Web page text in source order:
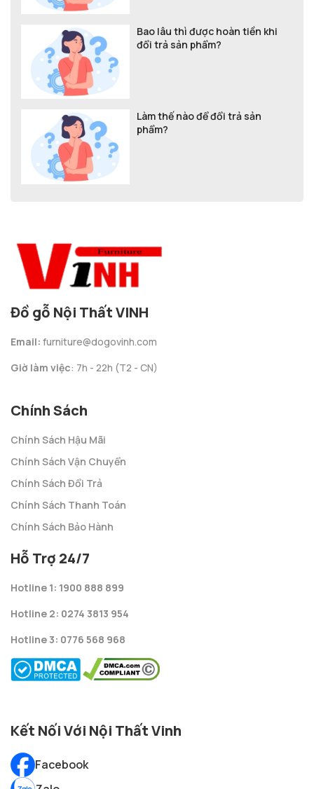
Bao lâu thì được hoàn tiền khi
đổi trả sản phẩm?
Làm thế nào để đổi trả sản
phẩm?
Đồ gỗ Nội Thất VINH
Email: furniture@dogovinh.com
Giờ làm việc: 7h - 22h (T2 - CN)
Chính Sách
Chính Sách Hậu Mãi
Chính Sách Vận Chuyển
Chính Sách Đổi Trả
Chính Sách Thanh Toán
Chính Sách Bảo Hành
Hỗ Trợ 24/7
Hotline 1: 1900 888 899
Hotline 2: 0274 3813 954
Hotline 3: 0776 568 968
Kết Nối Với Nội Thất Vinh
Facebook